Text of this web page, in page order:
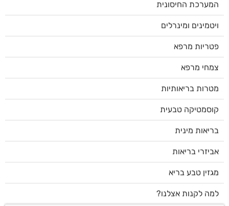
המערכת החיסונית
ויטמינים ומינרלים
פטריות מרפא
צמחי מרפא
מטרות בריאותיות
קוסמטיקה טבעית
בריאות מינית
אביזרי בריאות
מגזין טבע בריא
למה לקנות אצלנו?